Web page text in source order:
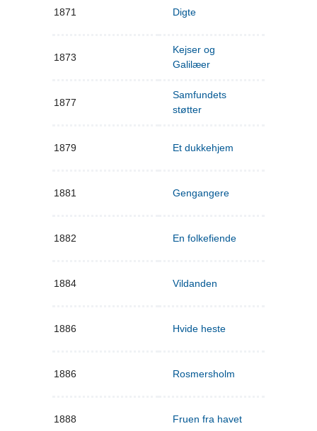
1871 Digte
1873
Kejser og
Galilæer
1877
Samfundets
støtter
1879 Et dukkehjem
1881 Gengangere
1882 En folkefiende
1884 Vildanden
1886 Hvide heste
1886 Rosmersholm
1888 Fruen fra havet